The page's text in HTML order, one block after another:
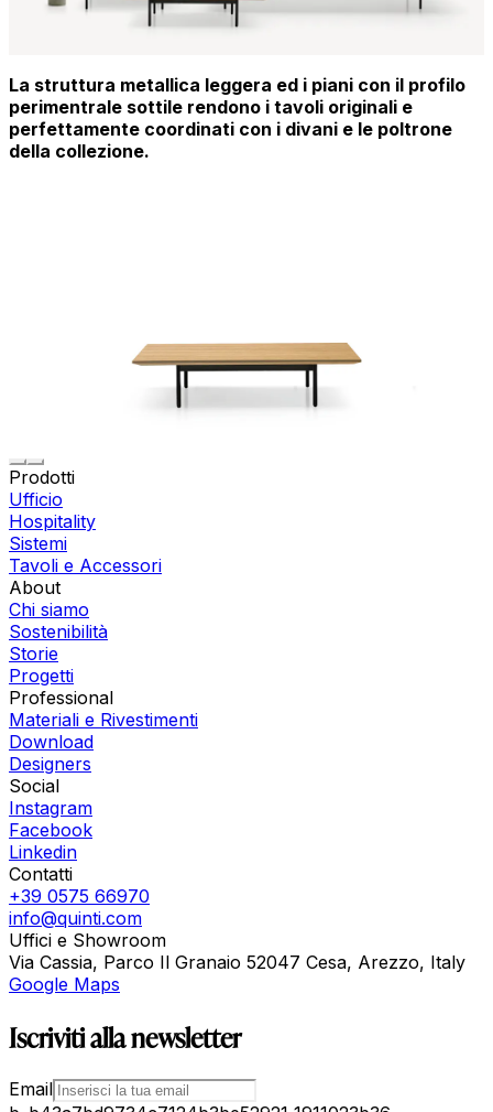
La struttura metallica leggera ed i piani con il profilo
perimentrale sottile rendono i tavoli originali e
perfettamente coordinati con i divani e le poltrone
della collezione.
Prodotti
Ufficio
Hospitality
Sistemi
Tavoli e Accessori
About
Chi siamo
Sostenibilità
Storie
Progetti
Professional
Materiali e Rivestimenti
Download
Designers
Social
Instagram
Facebook
Linkedin
Contatti
+39 0575 66970
info@quinti.com
Uffici e Showroom
Via Cassia, Parco Il Granaio 52047 Cesa, Arezzo, Italy
Google Maps
Iscriviti alla newsletter
Email